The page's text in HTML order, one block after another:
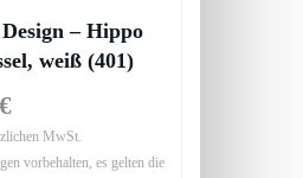
– Hippo
weiß (401)
MwSt.
vorbehalten, es gelten die